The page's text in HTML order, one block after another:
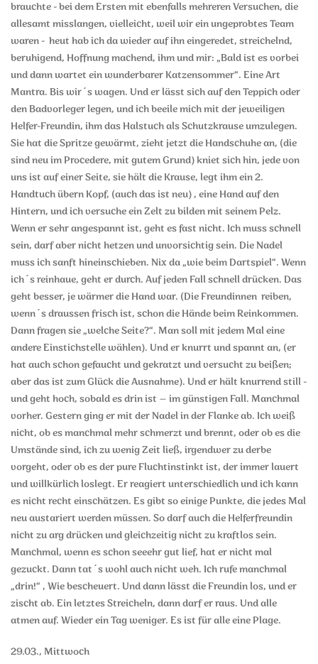
brauchte - bei dem Ersten mit ebenfalls mehreren Versuchen, die
allesamt misslangen, vielleicht, weil wir ein ungeprobtes Team
waren - heut hab ich da wieder auf ihn eingeredet, streichelnd,
beruhigend, Hoffnung machend, ihm und mir: „Bald ist es vorbei
und dann wartet ein wunderbarer Katzensommer“. Eine Art
Mantra. Bis wir´s wagen. Und er lässt sich auf den Teppich oder
den Badvorleger legen, und ich beeile mich mit der jeweiligen
Helfer-Freundin, ihm das Halstuch als Schutzkrause umzulegen.
Sie hat die Spritze gewärmt, zieht jetzt die Handschuhe an, (die
sind neu im Procedere, mit gutem Grund) kniet sich hin, jede von
uns ist auf einer Seite, sie hält die Krause, legt ihm ein 2.
Handtuch übern Kopf, (auch das ist neu) , eine Hand auf den
Hintern, und ich versuche ein Zelt zu bilden mit seinem Pelz.
Wenn er sehr angespannt ist, geht es fast nicht. Ich muss schnell
sein, darf aber nicht hetzen und unvorsichtig sein. Die Nadel
muss ich sanft hineinschieben. Nix da „wie beim Dartspiel“. Wenn
ich´s reinhaue, geht er durch. Auf jeden Fall schnell drücken. Das
geht besser, je wärmer die Hand war. (Die Freundinnen reiben,
wenn´s draussen frisch ist, schon die Hände beim Reinkommen.
Dann fragen sie „welche Seite?“. Man soll mit jedem Mal eine
andere Einstichstelle wählen). Und er knurrt und spannt an, (er
hat auch schon gefaucht und gekratzt und versucht zu beißen;
aber das ist zum Glück die Ausnahme). Und er hält knurrend still -
und geht hoch, sobald es drin ist – im günstigen Fall. Manchmal
vorher. Gestern ging er mit der Nadel in der Flanke ab. Ich weiß
nicht, ob es manchmal mehr schmerzt und brennt, oder ob es die
Umstände sind, ich zu wenig Zeit ließ, irgendwer zu derbe
vorgeht, oder ob es der pure Fluchtinstinkt ist, der immer lauert
und willkürlich loslegt. Er reagiert unterschiedlich und ich kann
es nicht recht einschätzen. Es gibt so einige Punkte, die jedes Mal
neu austariert werden müssen. So darf auch die Helferfreundin
nicht zu arg drücken und gleichzeitig nicht zu kraftlos sein.
Manchmal, wenn es schon seeehr gut lief, hat er nicht mal
gezuckt. Dann tat´s wohl auch nicht weh. Ich rufe manchmal
„drin!“ , Wie bescheuert. Und dann lässt die Freundin los, und er
zischt ab. Ein letztes Streicheln, dann darf er raus. Und alle
atmen auf. Wieder ein Tag weniger. Es ist für alle eine Plage.
29.03., Mittwoch